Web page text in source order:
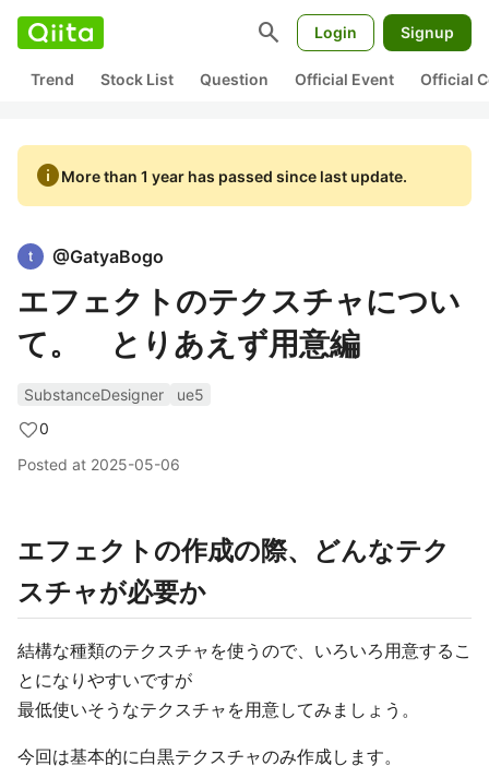
search Login Signup
Trend Stock List Question Official Event Official
infoMore than 1 year has passed since last update.
@GatyaBogo
エフェクトのテクスチャについ
て。 とりあえず用意編
SubstanceDesigner
ue5
0
Posted at 2025-05-06
エフェクトの作成の際、どんなテク
スチャが必要か
結構な種類のテクスチャを使うので、いろいろ用意するこ
とになりやすいですが
最低使いそうなテクスチャを用意してみましょう。
今回は基本的に白黒テクスチャのみ作成します。